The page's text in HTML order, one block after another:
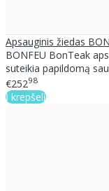
Apsauginis žiedas
BONFEU BonTeak
suteikia papildomą
€25298
Į krepšelį